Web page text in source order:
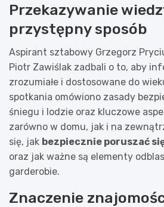
Przekazywanie
przystępny sposób
Aspirant sztabowy Grzegorz
Piotr Zawiślak zadbali o to, aby
zrozumiałe i dostosowane do
spotkania omówiono zasady
śniegu i lodzie oraz kluczowe
zarówno w domu, jak i na
się, jak bezpiecznie poruszać
oraz jak ważne są elementy
garderobie.
Znaczenie